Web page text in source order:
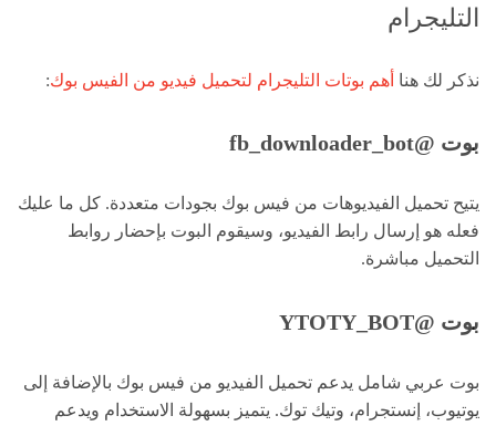
التليجرام
نذكر لك هنا أهم بوتات التليجرام لتحميل فيديو من الفيس بوك:
بوت @fb_downloader_bot
يتيح تحميل الفيديوهات من فيس بوك بجودات متعددة. كل ما عليك
فعله هو إرسال رابط الفيديو، وسيقوم البوت بإحضار روابط
التحميل مباشرة.
بوت @YTOTY_BOT
بوت عربي شامل يدعم تحميل الفيديو من فيس بوك بالإضافة إلى
يوتيوب، إنستجرام، وتيك توك. يتميز بسهولة الاستخدام ويدعم